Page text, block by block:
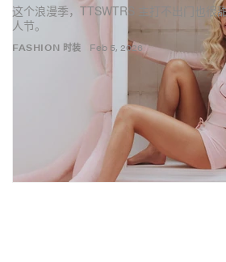
FASHION 时装
这个浪漫季，TTSWTRS 主打不出门也很
人节。
Feb 5, 2026